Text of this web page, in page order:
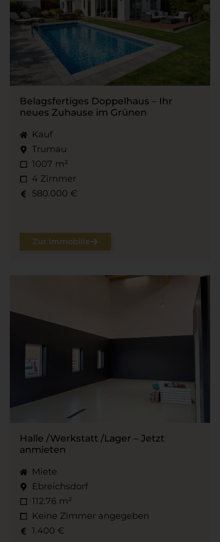
Belagsfertiges Doppelhaus – Ihr
neues Zuhause im Grünen
Kauf
Trumau
1007 m²
4 Zimmer
580.000 €
Zur Immobilie
Halle /​Werkstatt /​Lager – Jetzt
anmieten
Miete
Ebreichsdorf
112.76 m²
Keine Zimmer angegeben
1.400 €